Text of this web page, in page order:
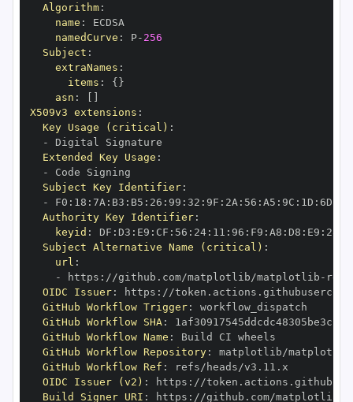
Algorithm:
name :
namedCurve : P- 256
Subject :
extraNames :
items : { }
asn :
X509v3 extensions :
Key Usage (critical) :
-
Extended Key Usage :
-
Subject Key Identifier:
-
F0 : 18 : 7A : B3 : B5 : 26 : 99 : 32 : 9F : 2A : 56 : A5 : 9C : 1D : 6D
Authority Key Identifier:
keyid : DF : D3 : E9 : CF : 56 : 24: 11 : 96 : F9 : A8 : D8 : E9 : 28
Subject Alternative Name (critical) :
url :
-
https : //github.com/matplotlib/matplotlib -
OIDC Issuer: https :
GitHub Workflow Trigger:
GitHub Workflow SHA:
GitHub Workflow Name :
GitHub Workflow Repository: matplotlib/matplotlib
GitHub Workflow Ref :
OIDC Issuer (v2) : https :
Build Signer URI : https : //github.com/matplotlib/